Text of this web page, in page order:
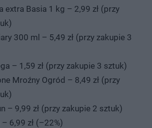
extra Basia 1 kg – 2,99 zł (przy
300 ml – 5,49 zł (przy zakupie 3
– 1,59 zł (przy zakupie 3 sztuk)
Mroźny Ogród – 8,49 zł (przy
– 9,99 zł (przy zakupie 2 sztuk)
6,99 zł (–22%)